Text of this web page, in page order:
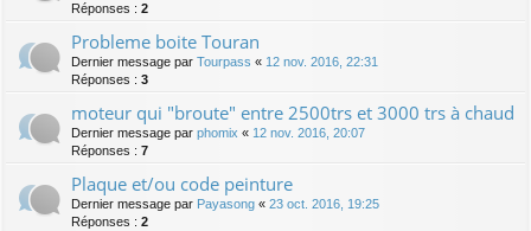
Réponses : 2
Probleme boite Touran
Dernier message par Tourpass « 12 nov. 2016, 22:31
Réponses : 3
moteur qui "broute" entre 2500trs et 3000 trs à chaud
Dernier message par phomix « 12 nov. 2016, 20:07
Réponses : 7
Plaque et/ou code peinture
Dernier message par Payasong « 23 oct. 2016, 19:25
Réponses : 2